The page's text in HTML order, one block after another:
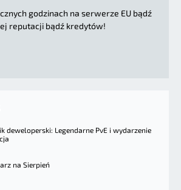
godzinach na serwerze EU bądź
reputacji bądź kredytów!
deweloperski: Legendarne PvE i wydarzenie
na Sierpień